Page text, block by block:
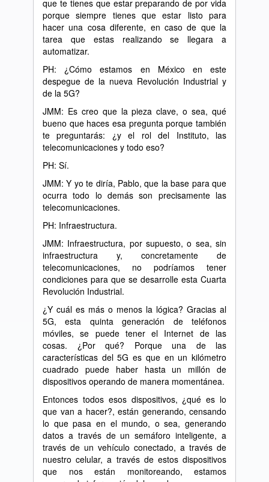
que te tienes que estar preparando de por vida
porque siempre tienes que estar listo para
hacer una cosa diferente, en caso de que la
tarea que estas realizando se llegara a
automatizar.
PH: ¿Cómo estamos en México en este
despegue de la nueva Revolución Industrial y
de la 5G?
JMM: Es creo que la pieza clave, o sea, qué
bueno que haces esa pregunta porque también
te preguntarás: ¿y el rol del Instituto, las
telecomunicaciones y todo eso?
PH: Sí.
JMM: Y yo te diría, Pablo, que la base para que
ocurra todo lo demás son precisamente las
telecomunicaciones.
PH: Infraestructura.
JMM: Infraestructura, por supuesto, o sea, sin
infraestructura y, concretamente de
telecomunicaciones, no podríamos tener
condiciones para que se desarrolle esta Cuarta
Revolución Industrial.
¿Y cuál es más o menos la lógica? Gracias al
5G, esta quinta generación de teléfonos
móviles, se puede tener el Internet de las
cosas. ¿Por qué? Porque una de las
características del 5G es que en un kilómetro
cuadrado puede haber hasta un millón de
dispositivos operando de manera momentánea.
Entonces todos esos dispositivos, ¿qué es lo
que van a hacer?, están generando, censando
lo que pasa en el mundo, o sea, generando
datos a través de un semáforo inteligente, a
través de un vehículo conectado, a través de
nuestro celular, a través de estos dispositivos
que nos están monitoreando, estamos